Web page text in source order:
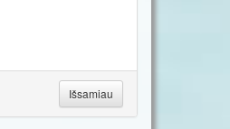
Išsamiau